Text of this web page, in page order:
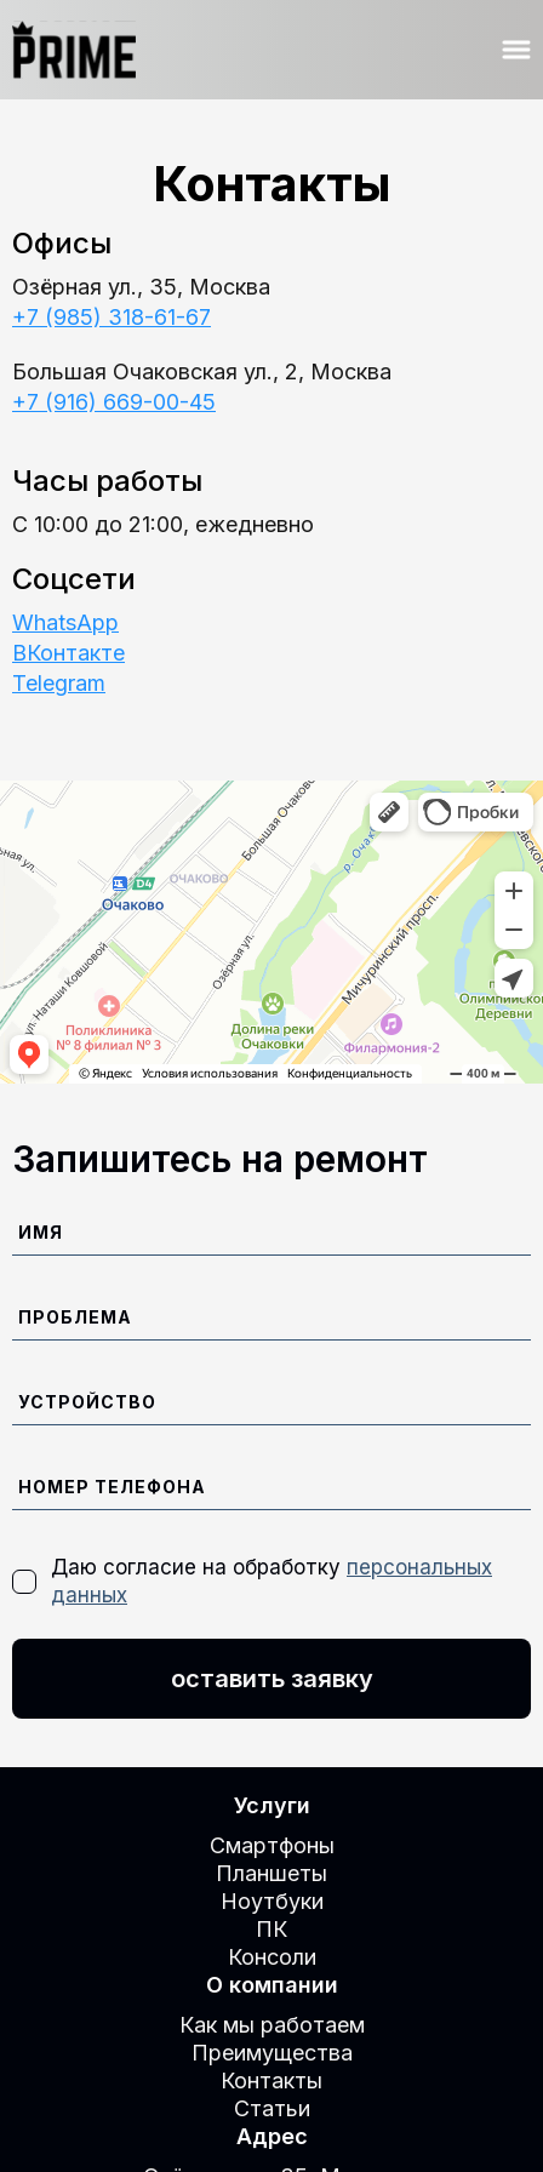
Контакты
Офисы
Озёрная ул., 35, Москва
+7 (985) 318-61-67
Большая Очаковская ул., 2, Москва
+7 (916) 669-00-45
Часы работы
С 10:00 до 21:00, ежедневно
Соцсети
WhatsApp
ВКонтакте
Telegram
Запишитесь на ремонт
Даю согласие на обработку персональных
данных
оставить заявку
Услуги
Смартфоны
Планшеты
Ноутбуки
ПК
Консоли
О компании
Как мы работаем
Преимущества
Контакты
Статьи
Адрес